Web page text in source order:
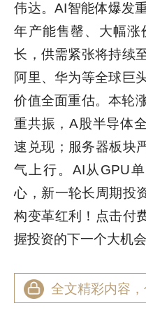
伟达。AI智能体爆发
年产能售罄、大幅涨
长，供需紧张将持续
阿里、华为等全球巨
价值全面重估。本轮
重共振，A股半导体
速兑现；服务器板块
气上行。AI从GPU
心，新一轮长周期投
构变革红利！点击付
握投资的下一个大机会
全文精彩内容